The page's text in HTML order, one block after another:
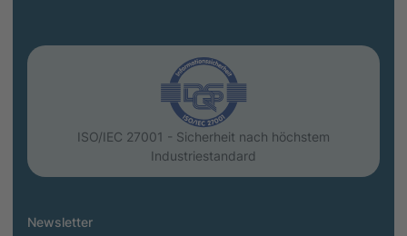
ISO/IEC 27001 - Sicherheit nach höchstem
Industriestandard
Newsletter